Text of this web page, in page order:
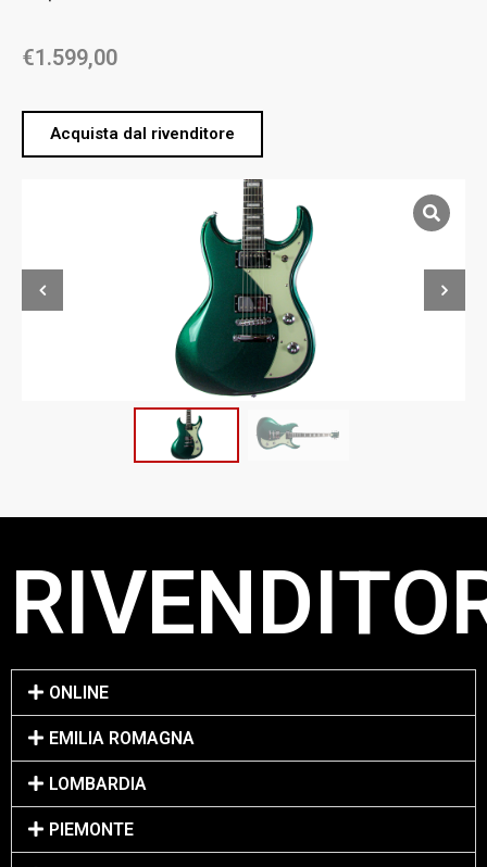
€1.599,00
Acquista dal rivenditore
ONLINE
EMILIA ROMAGNA
LOMBARDIA
PIEMONTE